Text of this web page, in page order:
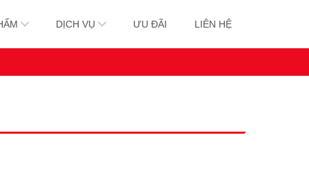
DỊCH VỤ ƯU ĐÃI LIÊN HỆ